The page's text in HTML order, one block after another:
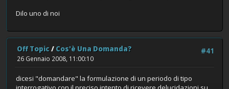
Dilo uno di noi
#41
Off Topic/ Cos'è Una Domanda?
26 Gennaio 2008, 11:00:10
dicesi "domandare" la formulazione di un periodo di tipo